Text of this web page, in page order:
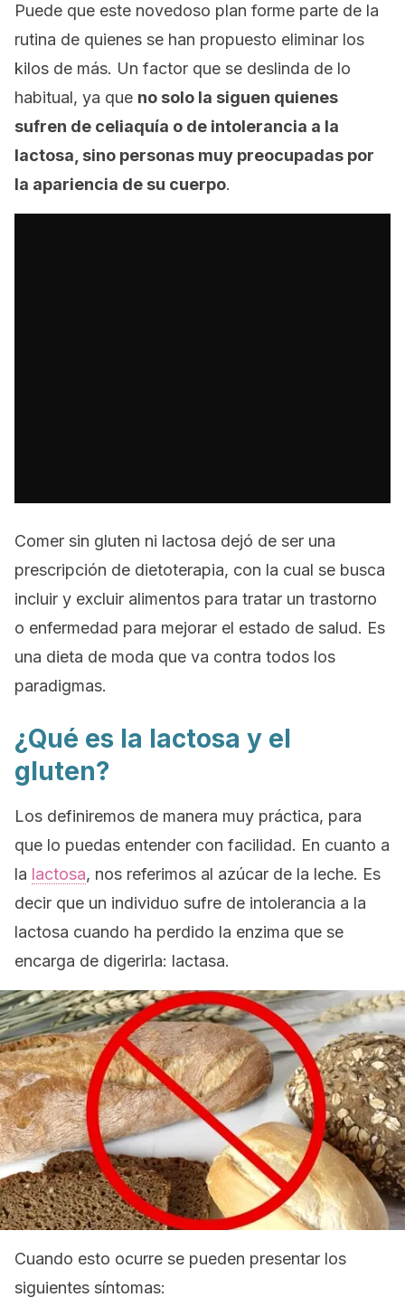
Puede que este novedoso plan forme parte de la
rutina de quienes se han propuesto eliminar los
kilos de más. Un factor que se deslinda de lo
habitual, ya que no solo la siguen quienes
sufren de celiaquía o de intolerancia a la
lactosa, sino personas muy preocupadas por
la apariencia de su cuerpo.
Comer sin gluten ni lactosa dejó de ser una
prescripción de dietoterapia, con la cual se busca
incluir y excluir alimentos para tratar un trastorno
o enfermedad para mejorar el estado de salud. Es
una dieta de moda que va contra todos los
paradigmas.
¿Qué es la lactosa y el
gluten?
Los definiremos de manera muy práctica, para
que lo puedas entender con facilidad. En cuanto a
la lactosa, nos referimos al azúcar de la leche. Es
decir que un individuo sufre de intolerancia a la
lactosa cuando ha perdido la enzima que se
encarga de digerirla: lactasa.
Cuando esto ocurre se pueden presentar los
siguientes síntomas: